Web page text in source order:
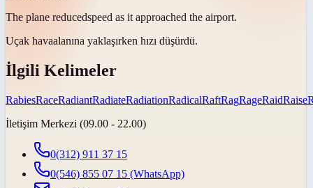
The plane reducedspeed as it approached the airport.
Uçak havaalanına yaklaşırken hızı düşürdü.
İlgili Kelimeler
RabiesRaceRadiantRadiateRadiationRadicalRaftRagRageRaidRaise
İletişim Merkezi (09.00 - 22.00)
0(312) 911 37 15
0(546) 855 07 15 (WhatsApp)